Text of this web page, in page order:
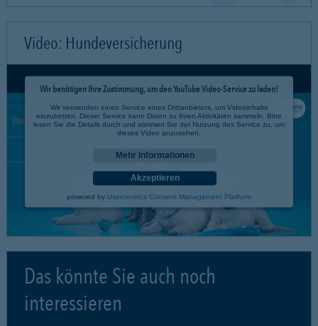
Video: Hundeversicherung
Wir benötigen Ihre Zustimmung, um den YouTube Video-Service zu laden!
Wir verwenden einen Service eines Drittanbieters, um Videoinhalte
einzubetten. Dieser Service kann Daten zu Ihren Aktivitäten sammeln. Bitte
lesen Sie die Details durch und stimmen Sie der Nutzung des Service zu, um
dieses Video anzusehen.
Mehr Informationen
Akzeptieren
powered by Usercentrics Consent Management Platform
Das könnte Sie auch noch
interessieren